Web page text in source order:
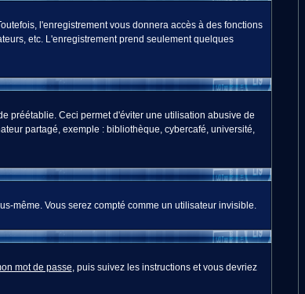
l'enregistrement vous donnera accès à des fonctions
etc. L'enregistrement prend seulement quelques
préétablie. Ceci permet d'éviter une utilisation abusive de
partagé, exemple : bibliothèque, cybercafé, université,
même. Vous serez compté comme un utilisateur invisible.
mot de passe, puis suivez les instructions et vous devriez